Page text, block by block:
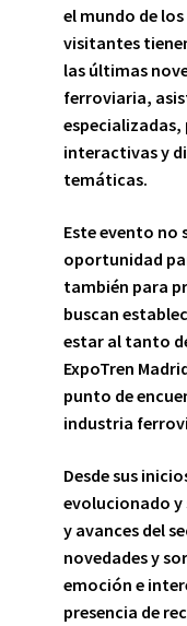
el mundo de
visitantes
las últimas
ferroviaria,
interactivas y
temáticas.
Este evento no
oportunidad
también para
buscan
estar al tanto
ExpoTren
punto de
industria
Desde sus
evolucionado y
y avances del
novedades y
emoción e
presencia de